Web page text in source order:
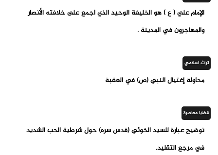
الإمام علي ( ع ) هو الخليفة الوحيد الذي أجمع على خلافته الأنصار
والمهاجرون في المدينة .
تراث اسلامي
محاولة إغتيال النبي (ص) في العقبة
قضايا معاصرة
توضيح عبارة للسيد الخوئي (قدس سره) حول شرطية الحب الشديد
في مرجع التقليد.